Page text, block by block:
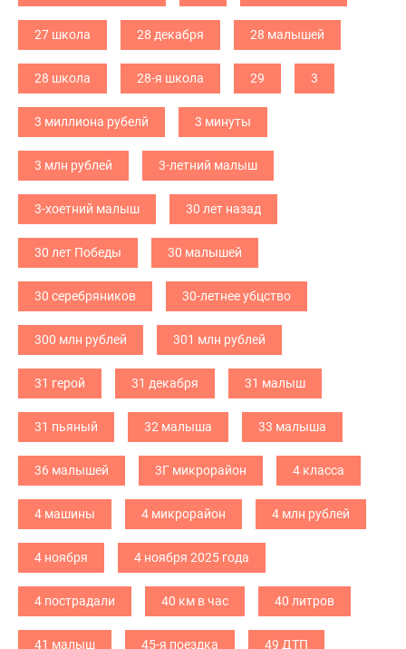
27 школа 28 декабря 28 малышей
28 школа 28-я школа 29 3
3 миллиона рубелй 3 минуты
3 млн рублей 3-летний малыш
3-хоетний малыш 30 лет назад
30 лет Победы 30 малышей
30 серебряников 30-летнее убцство
300 млн рублей 301 млн рублей
31 герой 31 декабря 31 малыш
31 пьяный 32 малыша 33 малыша
36 малышей 3Г микрорайон 4 класса
4 машины 4 микрорайон 4 млн рублей
4 ноября 4 ноября 2025 года
4 пострадали 40 км в час 40 литров
41 малыш 45-я поездка 49 ДТП